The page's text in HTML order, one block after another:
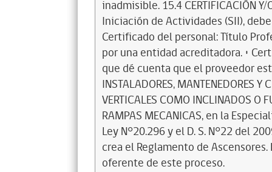
inadmisible. 15.4 CERTIFICACIÓN
Iniciación de Actividades (SII),
Certificado del personal: Título
por una entidad acreditadora. •
que dé cuenta que el proveedor
INSTALADORES, MANTENEDORES Y
VERTICALES COMO INCLINADOS O
RAMPAS MECANICAS, en la
Ley N°20.296 y el D. S. N°22 del
crea el Reglamento de
oferente de este proceso.